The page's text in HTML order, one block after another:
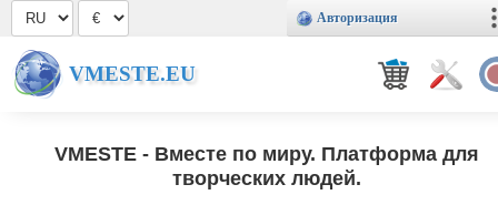
Авторизация
VMESTE.EU
VMESTE - Вместе по миру. Платформа для
творческих людей.